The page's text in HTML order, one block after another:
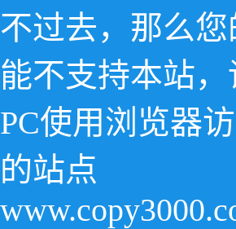
不过去，那么
能不支持本站
PC使用浏览器
的站点